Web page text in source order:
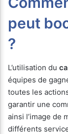
peut
?
L’utilisation du
équipes de
toutes les
garantir une
ainsi l’image de
différents